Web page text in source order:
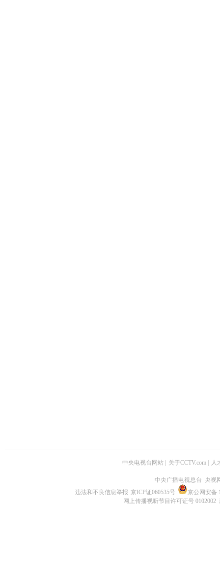
中央电视台网站 关于CCTV.com 人
中央广播电视总台 央视
违法和不良信息举报 京ICP证060535号
京公网安备
网上传播视听节目许可证号 0102002